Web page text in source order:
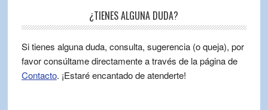
¿TIENES ALGUNA DUDA?
Si tienes alguna duda, consulta, sugerencia (o queja), por
favor consúltame directamente a través de la página de
Contacto. ¡Estaré encantado de atenderte!